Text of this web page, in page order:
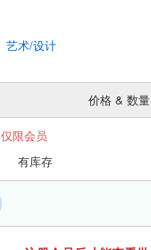
艺术/设计
价格 & 数量
仅限会员
有库存